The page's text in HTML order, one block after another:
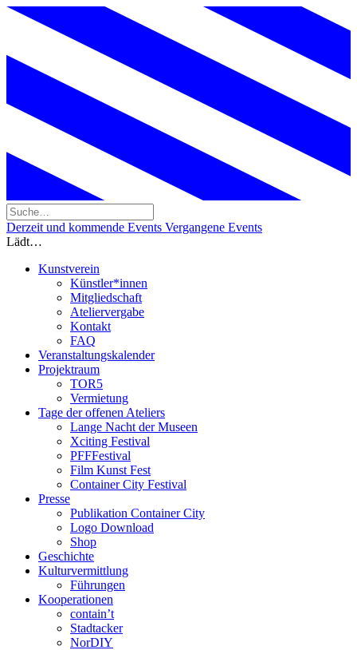
Derzeit und kommende Events Vergangene Events
Lädt…
Kunstverein
Künstler*innen
Mitgliedschaft
Ateliervergabe
Kontakt
FAQ
Veranstaltungskalender
Projektraum
TOR5
Vermietung
Tage der offenen Ateliers
Lange Nacht der Museen
Xciting Festival
PFFFestival
Film Kunst Fest
Container City Festival
Presse
Publikation Container City
Logo Download
Shop
Geschichte
Kulturvermittlung
Führungen
Kooperationen
contain’t
Stadtacker
NorDIY